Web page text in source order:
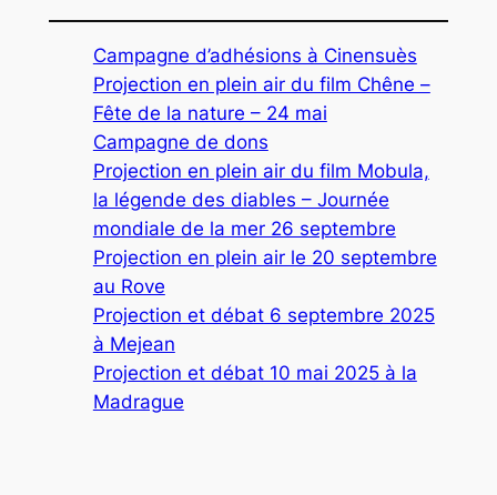
Campagne d’adhésions à Cinensuès
Projection en plein air du film Chêne –
Fête de la nature – 24 mai
Campagne de dons
Projection en plein air du film Mobula,
la légende des diables – Journée
mondiale de la mer 26 septembre
Projection en plein air le 20 septembre
au Rove
Projection et débat 6 septembre 2025
à Mejean
Projection et débat 10 mai 2025 à la
Madrague